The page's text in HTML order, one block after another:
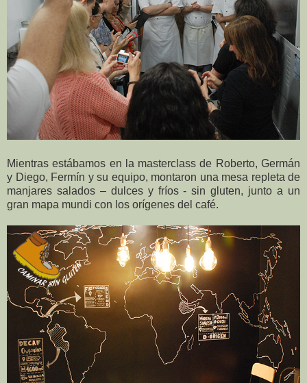
Mientras estábamos en la masterclass de Roberto, Germán
y Diego, Fermín y su equipo, montaron una mesa repleta de
manjares salados – dulces y fríos - sin gluten, junto a un
gran mapa mundi con los orígenes del café.